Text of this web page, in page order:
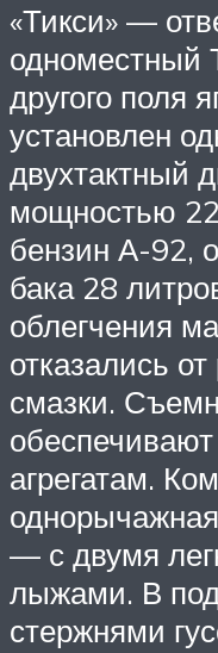
«Тикси» —
другого поля
установлен
двухтактный
мощностью
бензин А-92,
бака 28
облегчения
отказались
смазки.
обеспечивают
агрегатам.
— с двумя
лыжами. В
стержнями